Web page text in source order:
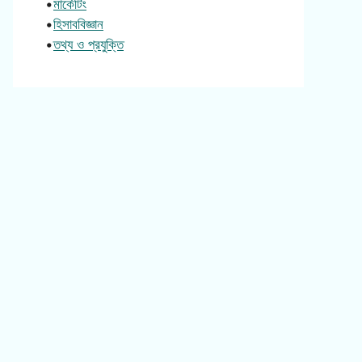
•মার্কেটিং
•হিসাববিজ্ঞান
•তথ্য ও প্রযুক্তি